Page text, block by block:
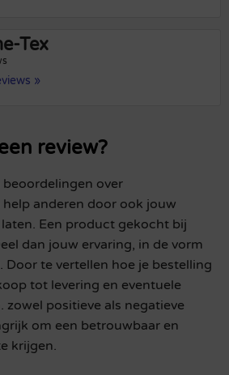
Tex
»
review?
beoordelingen over
anderen door ook jouw
Een product gekocht bij
dan jouw ervaring, in de vorm
Door te vertellen hoe je bestelling
tot levering en eventuele
zowel positieve als negatieve
om een betrouwbaar en
krijgen.